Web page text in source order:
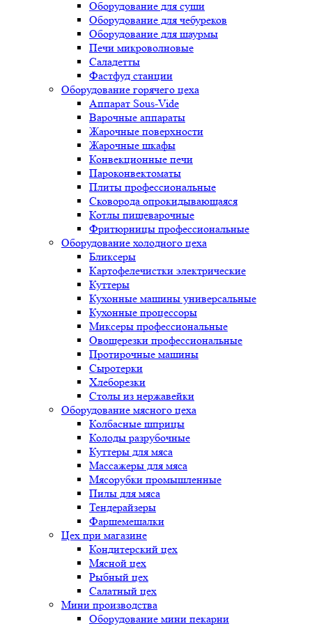
Оборудование для суши
Оборудование для чебуреков
Оборудование для шаурмы
Печи микроволновые
Саладетты
Фастфуд станции
Оборудование горячего цеха
Аппарат Sous-Vide
Варочные аппараты
Жарочные поверхности
Жарочные шкафы
Конвекционные печи
Пароконвектоматы
Плиты профессиональные
Сковорода опрокидывающаяся
Котлы пищеварочные
Фритюрницы профессиональные
Оборудование холодного цеха
Бликсеры
Картофелечистки электрические
Куттеры
Кухонные машины универсальные
Кухонные процессоры
Миксеры профессиональные
Овощерезки профессиональные
Протирочные машины
Сыротерки
Хлеборезки
Столы из нержавейки
Оборудование мясного цеха
Колбасные шприцы
Колоды разрубочные
Куттеры для мяса
Массажеры для мяса
Мясорубки промышленные
Пилы для мяса
Тендерайзеры
Фаршемешалки
Цех при магазине
Кондитерский цех
Мясной цех
Рыбный цех
Салатный цех
Мини производства
Оборудование мини пекарни